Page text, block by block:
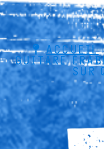
ACCUEIL
GUITARE
SUR